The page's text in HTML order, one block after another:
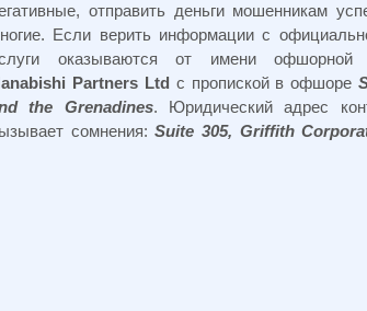
отправить деньги мошенникам
Если верить информации с
оказываются от имени офшорной
Partners Ltd с пропиской в офшоре
the Grenadines. Юридический адрес
сомнения:Suite 305, Griffith